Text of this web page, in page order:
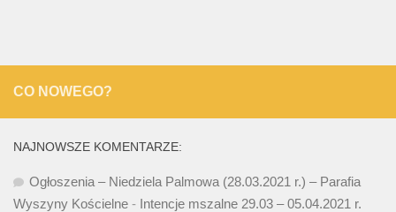
CO NOWEGO?
NAJNOWSZE KOMENTARZE:
Ogłoszenia – Niedziela Palmowa (28.03.2021 r.) – Parafia
Wyszyny Kościelne - Intencje mszalne 29.03 – 05.04.2021 r.